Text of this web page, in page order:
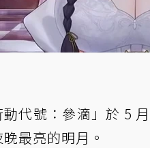
代號：參滴」於 5
最亮的明月。